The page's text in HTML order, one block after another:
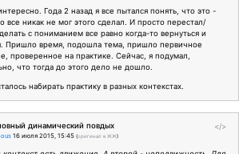
Года 2 назад я все пытался понять, что это -
все никак не мог этого сделал. И просто перестал/
с пониманием все равно когда-то вернуться и
Пришло время, подошла тема, пришло первичное
проверенное на практике. Сейчас, я подумал,
что тогда до этого дело не дошло.
набирать практику в разных контекстах.
</>
динамический повдых
16 июля 2015, 15:45 (оригинал в ЖЖ)